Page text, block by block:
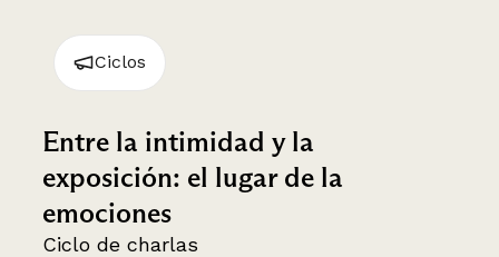
Ciclos
Entre la intimidad y la
exposición: el lugar de la
emociones
Ciclo de charlas